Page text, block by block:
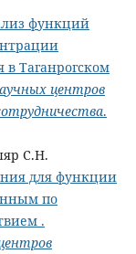
функций
в Таганрогском
центров
.
С.Н.
для функции
по
.